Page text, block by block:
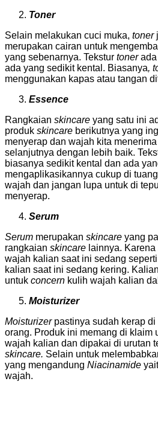
Toner
Selain melakukan cuci muka, toner
merupakan cairan untuk
yang sebenarnya. Tekstur toner
ada yang sedikit kental. Biasanya,
menggunakan kapas atau tangan
Essence
Rangkaian skincare yang satu ini
produk skincare berikutnya yang
menyerap dan wajah kita
selanjutnya dengan lebih baik.
biasanya sedikit kental dan ada
mengaplikasikannya cukup di
wajah dan jangan lupa untuk di
menyerap.
Serum
Serum merupakan skincare yang
rangkaian skincare lainnya. Karena
wajah kalian saat ini sedang
kalian saat ini sedang kering.
untuk concern kulih wajah kalian
Moisturizer
Moisturizerpastinya sudah kerap
orang. Produk ini memang di klaim
wajah kalian dan dipakai di urutan
skincare. Selain untuk
yang mengandung Niacinamide
wajah.